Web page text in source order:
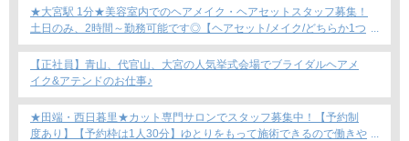
★大宮駅 1分★美容室内でのヘアメイク・ヘアセットスタッフ募集！
土日のみ、2時間～勤務可能です◎【ヘアセット/メイク/どちらか1つ
できればOKです！】フリーランス・Wワーク・時短勤務もOK★
【正社員】青山、代官山、大宮の人気挙式会場でブライダルヘアメ
イク&アテンドのお仕事♪
★田端・西日暮里★カット専門サロンでスタッフ募集中！【予約制
度あり】【予約枠は1人30分】ゆとりをもって施術できるので働きや